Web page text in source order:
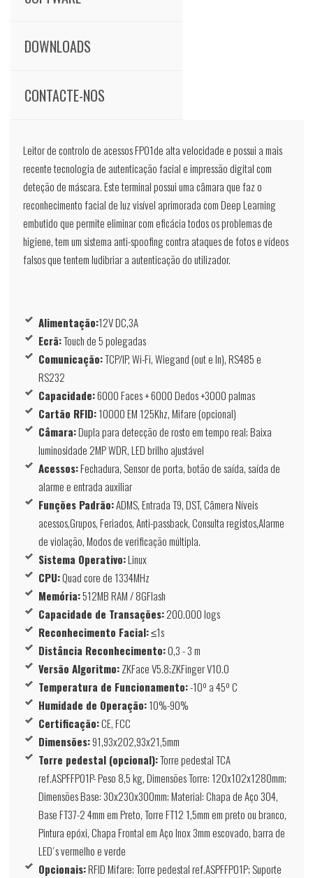
DOWNLOADS
CONTACTE-NOS
Leitor de controlo de acessos FP01de alta velocidade e possui a mais
recente tecnologia de autenticação facial e impressão digital com
deteção de máscara. Este terminal possui uma câmara que faz o
reconhecimento facial de luz visível aprimorada com Deep Learning
embutido que permite eliminar com eficácia todos os problemas de
higiene, tem um sistema anti-spoofing contra ataques de fotos e vídeos
falsos que tentem ludibriar a autenticação do utilizador.
Alimentação:12V DC,3A
Ecrã:Touch de 5 polegadas
Comunicação:TCP/IP, Wi-Fi, Wiegand (out e In), RS485 e
RS232
Capacidade:6000 Faces + 6000 Dedos +3000 palmas
Cartão RFID:10000 EM 125Khz, Mifare (opcional)
Câmara:Dupla para detecção de rosto em tempo real; Baixa
luminosidade 2MP WDR, LED brilho ajustável
Acessos:Fechadura, Sensor de porta, botão de saída, saída de
alarme e entrada auxiliar
Funções Padrão:ADMS, Entrada T9, DST, Câmera Níveis
acessos,Grupos, Feriados, Anti-passback, Consulta registos,Alarme
de violação, Modos de verificação múltipla.
Sistema Operativo:Linux
CPU:Quad core de 1334MHz
Memória:512MB RAM / 8GFlash
Capacidade de Transações:200.000 logs
Reconhecimento Facial:≤1s
Distância Reconhecimento:0,3 - 3 m
Versão Algoritmo:ZKFace V5.8;ZKFinger V10.0
Temperatura de Funcionamento:-10º a 45º C
Humidade de Operação:10%-90%
Certificação:CE, FCC
Dimensões:91,93x202,93x21,5mm
Torre pedestal (opcional):Torre pedestal TCA
ref.ASPFFP01P- Peso 8,5 kg, Dimensões Torre: 120x102x1280mm;
Dimensões Base: 30x230x300mm; Material: Chapa de Aço 304,
Base FT37-2 4mm em Preto, Torre FT12 1,5mm em preto ou branco,
Pintura epóxi, Chapa Frontal em Aço Inox 3mm escovado, barra de
LED´s vermelho e verde
Opcionais:RFID Mifare; Torre pedestal ref.ASPFFP01P; Suporte